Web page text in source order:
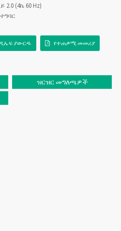
(4ኬ 60 Hz)
ያውርዱ የተጠቃሚ መመሪያ
ዝርዝር መግለጫዎች